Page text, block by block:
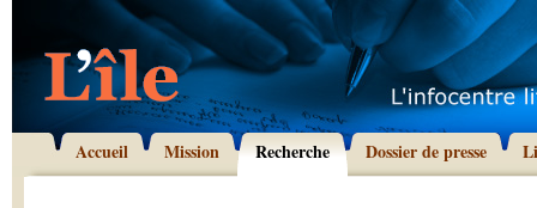
Accueil Mission Recherche Dossier de presse